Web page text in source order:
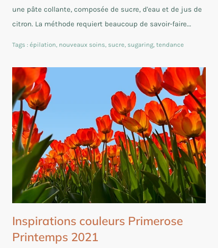
une pâte collante, composée de sucre, d'eau et de jus de
citron. La méthode requiert beaucoup de savoir-faire...
Tags : épilation, nouveaux soins, sucre, sugaring, tendance
Inspirations couleurs Primerose
Printemps 2021